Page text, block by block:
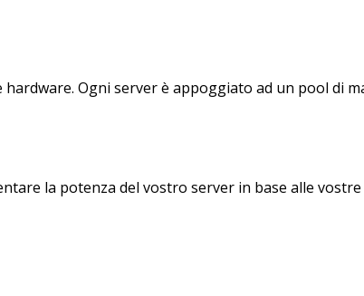
Ogni server è appoggiato ad un pool di
la potenza del vostro server in base alle vostre